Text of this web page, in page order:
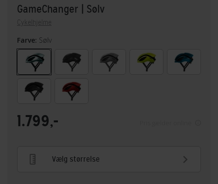
GameChanger | Sølv
Cykelhjelme
Farve: Sølv
1.799,-
Vælg størrelse